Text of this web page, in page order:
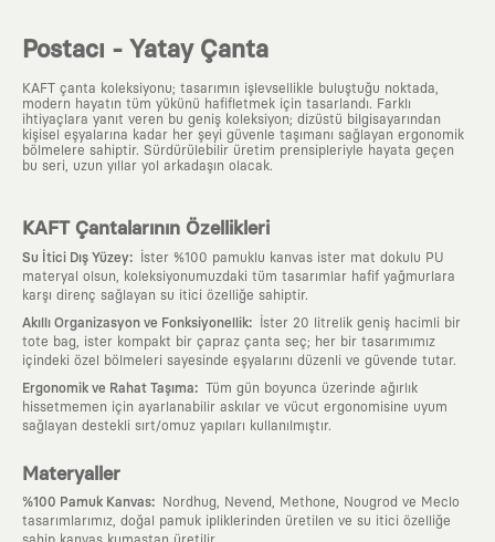
Postacı - Yatay Çanta
KAFT çanta koleksiyonu; tasarımın işlevsellikle buluştuğu noktada,
modern hayatın tüm yükünü hafifletmek için tasarlandı. Farklı
ihtiyaçlara yanıt veren bu geniş koleksiyon; dizüstü bilgisayarından
kişisel eşyalarına kadar her şeyi güvenle taşımanı sağlayan ergonomik
bölmelere sahiptir. Sürdürülebilir üretim prensipleriyle hayata geçen
bu seri, uzun yıllar yol arkadaşın olacak.
KAFT Çantalarının Özellikleri
Su İtici Dış Yüzey:
İster %100 pamuklu kanvas ister mat dokulu PU
materyal olsun, koleksiyonumuzdaki tüm tasarımlar hafif yağmurlara
karşı direnç sağlayan su itici özelliğe sahiptir.
Akıllı Organizasyon ve Fonksiyonellik:
İster 20 litrelik geniş hacimli bir
tote bag, ister kompakt bir çapraz çanta seç; her bir tasarımımız
içindeki özel bölmeleri sayesinde eşyalarını düzenli ve güvende tutar.
Ergonomik ve Rahat Taşıma: Tüm gün boyunca üzerinde ağırlık
hissetmemen için ayarlanabilir askılar ve vücut ergonomisine uyum
sağlayan destekli sırt/omuz yapıları kullanılmıştır.
Materyaller
%100 Pamuk Kanvas:
Nordhug, Nevend, Methone, Nougrod ve Meclo
tasarımlarımız, doğal pamuk ipliklerinden üretilen ve su itici özelliğe